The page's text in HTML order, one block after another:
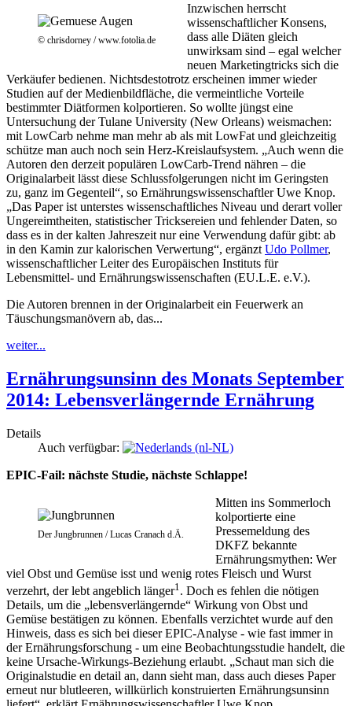
© chrisdorney / www.fotolia.de
Inzwischen herrscht
wissenschaftlicher Konsens,
dass alle Diäten gleich
unwirksam sind – egal welcher
neuen Marketingtricks sich die
Verkäufer bedienen. Nichtsdestotrotz erscheinen immer wieder
Studien auf der Medienbildfläche, die vermeintliche Vorteile
bestimmter Diätformen kolportieren. So wollte jüngst eine
Untersuchung der Tulane University (New Orleans) weismachen:
mit LowCarb nehme man mehr ab als mit LowFat und gleichzeitig
schütze man auch noch sein Herz-Kreislaufsystem. „Auch wenn die
Autoren den derzeit populären LowCarb-Trend nähren – die
Originalarbeit lässt diese Schlussfolgerungen nicht im Geringsten
zu, ganz im Gegenteil“, so Ernährungswissenschaftler Uwe Knop.
„Das Paper ist unterstes wissenschaftliches Niveau und derart voller
Ungereimtheiten, statistischer Tricksereien und fehlender Daten, so
dass es in der kalten Jahreszeit nur eine Verwendung dafür gibt: ab
in den Kamin zur kalorischen Verwertung“, ergänzt Udo Pollmer,
wissenschaftlicher Leiter des Europäischen Instituts für
Lebensmittel- und Ernährungswissenschaften (EU.L.E. e.V.).
Die Autoren brennen in der Originalarbeit ein Feuerwerk an
Täuschungsmanövern ab, das...
weiter...
Ernährungsunsinn des Monats September
2014: Lebensverlängernde Ernährung
Details
Auch verfügbar:
EPIC-Fail: nächste Studie, nächste Schlappe!
Der Jungbrunnen / Lucas Cranach d.Ä.
Mitten ins Sommerloch
kolportierte eine
Pressemeldung des
DKFZ bekannte
Ernährungsmythen: Wer
viel Obst und Gemüse isst und wenig rotes Fleisch und Wurst
verzehrt, der lebt angeblich länger1 . Doch es fehlen die nötigen
Details, um die „lebensverlängernde“ Wirkung von Obst und
Gemüse bestätigen zu können. Ebenfalls verzichtet wurde auf den
Hinweis, dass es sich bei dieser EPIC-Analyse - wie fast immer in
der Ernährungsforschung - um eine Beobachtungsstudie handelt, die
keine Ursache-Wirkungs-Beziehung erlaubt. „Schaut man sich die
Originalstudie en detail an, dann sieht man, dass auch dieses Paper
erneut nur blutleeren, willkürlich konstruierten Ernährungsunsinn